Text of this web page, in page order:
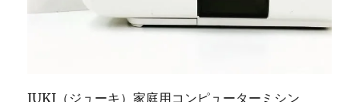
市
JUKI（ジューキ）家庭用コンピューターミシン